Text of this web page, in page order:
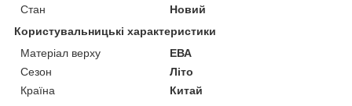
Стан
Новий
Користувальницькі характеристики
Матеріал верху
ЕВА
Сезон
Літо
Країна
Китай